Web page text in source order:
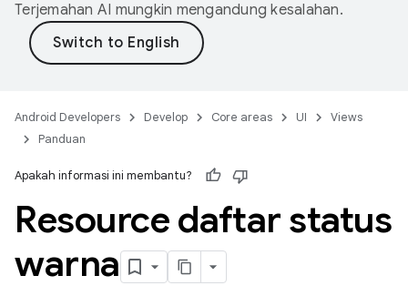
Terjemahan AI mungkin mengandung kesalahan.
Android Developers Develop Core areas UI
Views
Panduan
Apakah informasi ini membantu?
Resource daftar status
warna